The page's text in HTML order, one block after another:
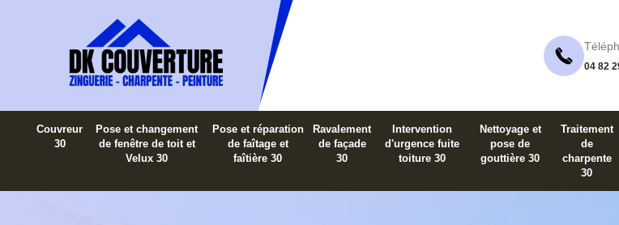
04 82
Couvreur
30
Pose et changement
de fenêtre de toit et
Velux 30
Pose et réparation
de faîtage et
faîtière 30
Ravalement
de façade
30
Intervention
d'urgence fuite
toiture 30
Nettoyage et
pose de
gouttière 30
Traitement
de
charpente
30